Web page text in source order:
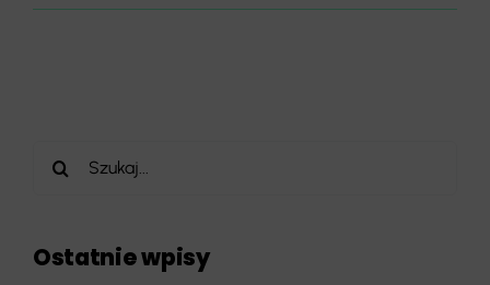
Szukaj
Ostatnie wpisy